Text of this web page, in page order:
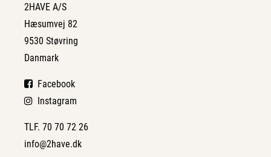
2HAVE A/S
Hæsumvej 82
9530 Støvring
Danmark
Facebook
Instagram
TLF. 70 70 72 26
info@2have.dk